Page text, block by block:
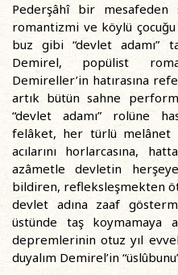
Pederşâhî bir mesafeden
romantizmi ve köylü
buz gibi “devlet adamı”
Demirel, popülist
Demireller’in hatırasına
artık bütün sahne
“devlet adamı” rolüne
felâket, her türlü melânet
acılarını horlarcasına,
azâmetle devletin
bildiren, refleksleşmekten
devlet adına zaaf
üstünde taş
depremlerinin otuz yıl
duyalım Demirel’in